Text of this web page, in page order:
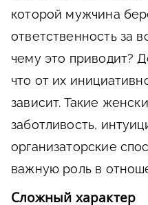
которой мужчина
ответственность за
чему это приводит?
что от их
зависит. Такие
заботливость,
организаторские
важную роль в
Сложный характер